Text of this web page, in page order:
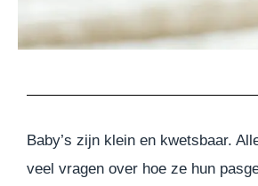
Baby’s zijn klein en kwetsbaar.
veel vragen over hoe ze hun